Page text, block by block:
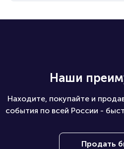
Наши
Находите, покупайте и
события по всей России -
Продать